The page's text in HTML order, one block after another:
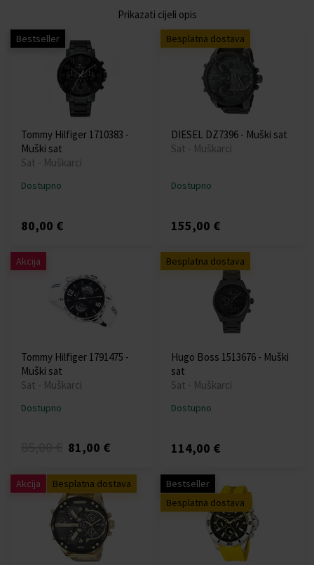
Prikazati cijeli opis
Bestseller
Tommy Hilfiger 1710383 -
Muški sat
Sat - Muškarci
Dostupno
80,00 €
Besplatna dostava
DIESEL DZ7396 - Muški sat
Sat - Muškarci
Dostupno
155,00 €
Akcija
Tommy Hilfiger 1791475 -
Muški sat
Sat - Muškarci
Dostupno
81,00 €
Besplatna dostava
Hugo Boss 1513676 - Muški
sat
Sat - Muškarci
Dostupno
114,00 €
Akcija Besplatna dostava
Bestseller
Besplatna dostava